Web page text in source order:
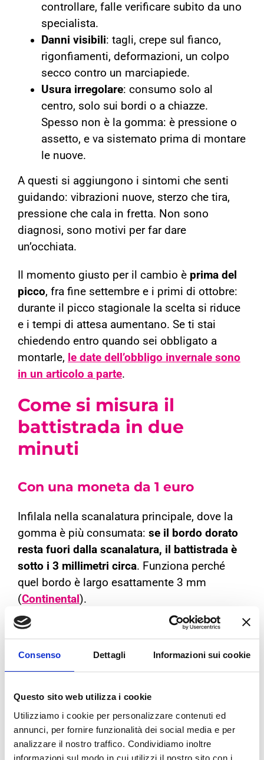
Consenso Dettagli Informazioni sui cookie
Questo sito web utilizza i cookie
Utilizziamo i cookie per personalizzare contenuti ed
annunci, per fornire funzionalità dei social media e per
analizzare il nostro traffico. Condividiamo inoltre
informazioni sul modo in cui utilizzi il nostro sito con i
controllare, falle verificare subito da uno
specialista.
Danni visibili: tagli, crepe sul fianco,
rigonfiamenti, deformazioni, un colpo
secco contro un marciapiede.
Usura irregolare: consumo solo al
centro, solo sui bordi o a chiazze.
Spesso non è la gomma: è pressione o
assetto, e va sistemato prima di montare
le nuove.
A questi si aggiungono i sintomi che senti
guidando: vibrazioni nuove, sterzo che tira,
pressione che cala in fretta. Non sono
diagnosi, sono motivi per far dare
un’occhiata.
Il momento giusto per il cambio è prima del
picco, fra fine settembre e i primi di ottobre:
durante il picco stagionale la scelta si riduce
e i tempi di attesa aumentano. Se ti stai
chiedendo entro quando sei obbligato a
montarle, le date dell’obbligo invernale sono
in un articolo a parte.
Come si misura il
battistrada in due
minuti
Con una moneta da 1 euro
Infilala nella scanalatura principale, dove la
gomma è più consumata: se il bordo dorato
resta fuori dalla scanalatura, il battistrada è
sotto i 3 millimetri circa. Funziona perché
quel bordo è largo esattamente 3 mm
(Continental ).
Con il profondimetro
È lo strumento che usiamo noi, e dà il
numero esatto in decimi di millimetro. Va
usato in più punti della stessa gomma: se le
problema non è l’età ma la pressione.
Con il TWI, l’indicatore di usura